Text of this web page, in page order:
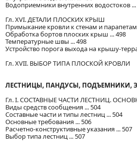
Водоприемники внутренних водостоков ...
Гл. XVI. ДЕТАЛИ ПЛОСКИХ КРЫШ
Примыкание кровли к стенам и парапетам
Обработка бортов плоских крыш ... 498
Температурные швы ... 498
Устройство порога выхода на крышу-
Гл. XVII. ВЫБОР ТИПА ПЛОСКОЙ КРОВЛИ
ЛЕСТНИЦЫ, ПАНДУСЫ, ПОДЪЕМНИКИ,
Гл. I. СОСТАВНЫЕ ЧАСТИ ЛЕСТНИЦ.
Виды средств сообщения ... 504
Составные части и типы лестниц ... 504
Основные требования ... 506
Расчетно-конструктивные указания ... 507
Выбор типа лестниц ... 507